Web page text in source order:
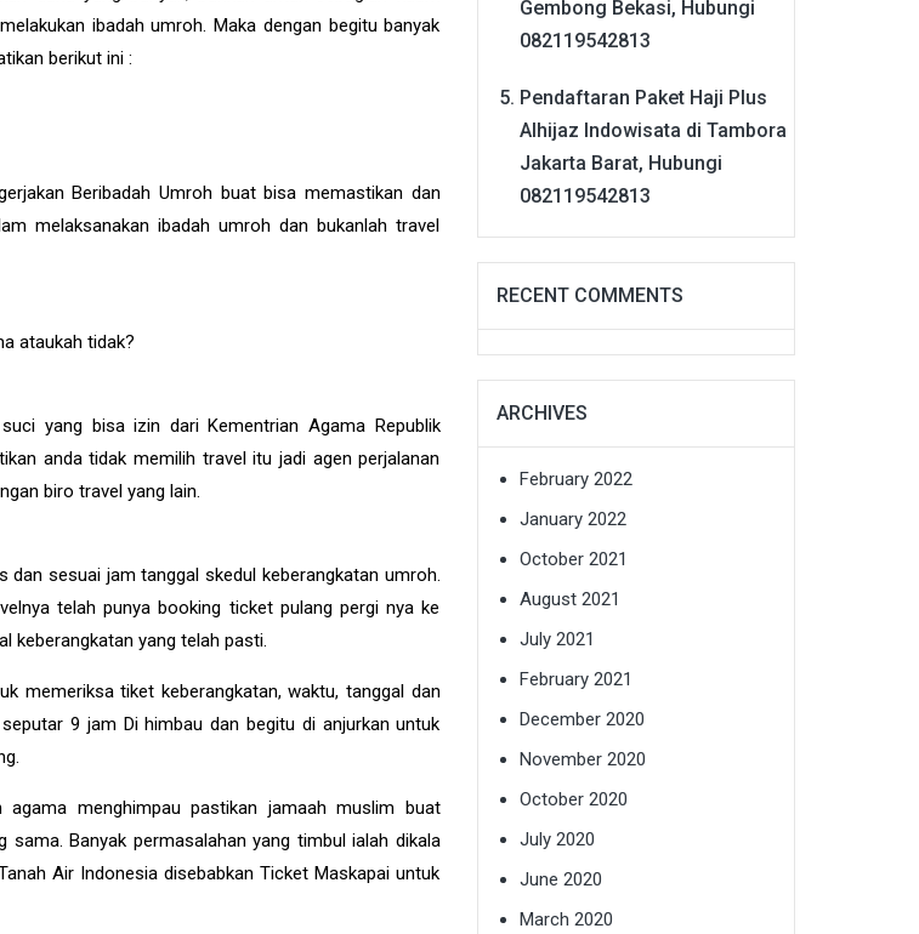
ibadah umroh. Maka dengan begitu banyak
berikut ini :
Beribadah Umroh buat bisa memastikan dan
melaksanakan ibadah umroh dan bukanlah travel
ataukah tidak?
yang bisa izin dari Kementrian Agama Republik
anda tidak memilih travel itu jadi agen perjalanan
biro travel yang lain.
sesuai jam tanggal skedul keberangkatan umroh.
telah punya booking ticket pulang pergi nya ke
keberangkatan yang telah pasti.
memeriksa tiket keberangkatan, waktu, tanggal dan
9 jam Di himbau dan begitu di anjurkan untuk
menghimpau pastikan jamaah muslim buat
Banyak permasalahan yang timbul ialah dikala
Air Indonesia disebabkan Ticket Maskapai untuk
Gembong Bekasi, Hubungi
082119542813
Pendaftaran Paket Haji Plus
Alhijaz Indowisata di Tambora
Jakarta Barat, Hubungi
082119542813
RECENT COMMENTS
ARCHIVES
February 2022
January 2022
October 2021
August 2021
July 2021
February 2021
December 2020
November 2020
October 2020
July 2020
June 2020
March 2020